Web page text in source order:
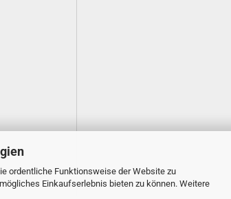
ordentliche Funktionsweise der Website zu
Einkaufserlebnis bieten zu können. Weitere